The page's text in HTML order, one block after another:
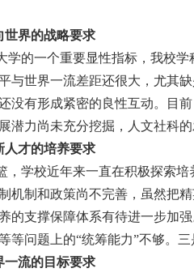
世界的战略要求
的一个重要显性指标，我校学
与世界一流差距还很大，尤其
没有形成紧密的良性互动。目
潜力尚未充分挖掘，人文社科
人才的培养要求
学校近年来一直在积极探索培
机制和政策尚不完善，虽然把
的支撑保障体系有待进一步加
等问题上的“统筹能力”不够。
一流的目标要求